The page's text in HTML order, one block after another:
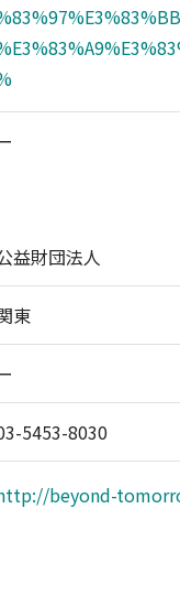
益財団法人
東
5453-8030
beyond-